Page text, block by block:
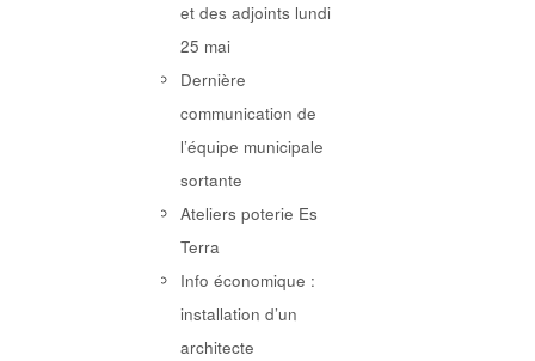
et des adjoints lundi
25 mai
Dernière
communication de
l’équipe municipale
sortante
Ateliers poterie Es
Terra
Info économique :
installation d’un
architecte